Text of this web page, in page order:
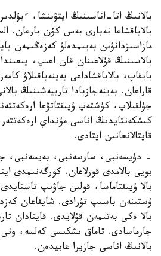
بالانىڭ اتا-اناسىنىڭ ايتۋىنشا،
بالاباقشاعا نەبارى بەس كۇن بارعان.
مازاسىزدانۋىن بەيىمدەلۋ كەزەڭىمەن
بالاسىنىڭ قۇلاعىنان قان اعىپ،
بايقاپ، بالاباقشاداعى بەينەباقىلاۋ
قاراعان. بەينەجازبادا تاربيەشىنىڭ
جۇلقىلاپ، كۇشتەپ ۇيىقتاتۋعا
كىشكەنتايدىڭ اناسى مۇنداي
قايتالانعانىن ايتادى.
- دۇيسەنبى، سارسەنبى، بەيسەنبى،
بويى بالامدى قورلاعان. كورگەنىمدى
بالا ۇيىقتاماسا، قولىن جاۋىپ
ۇستىنەن باسىپ تۇرادى. شايقاعان
بالا ەكى بەتىمەن قۇلايدى. قايتادان
جارماسادى. تاماق ىشكىسى كەلسە،
بالانىڭ اناسى جازيرا عابيدەن.